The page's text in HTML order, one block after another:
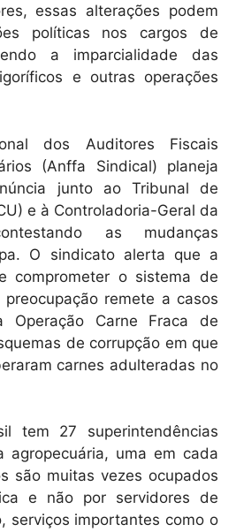
essas alterações podem
políticas nos cargos de
a imparcialidade das
e outras operações
dos Auditores Fiscais
(Anffa Sindical) planeja
junto ao Tribunal de
e à Controladoria-Geral da
as mudanças
O sindicato alerta que a
comprometer o sistema de
remete a casos
Operação Carne Fraca de
de corrupção em que
carnes adulteradas no
tem 27 superintendências
agropecuária, uma em cada
são muitas vezes ocupados
e não por servidores de
serviços importantes como o